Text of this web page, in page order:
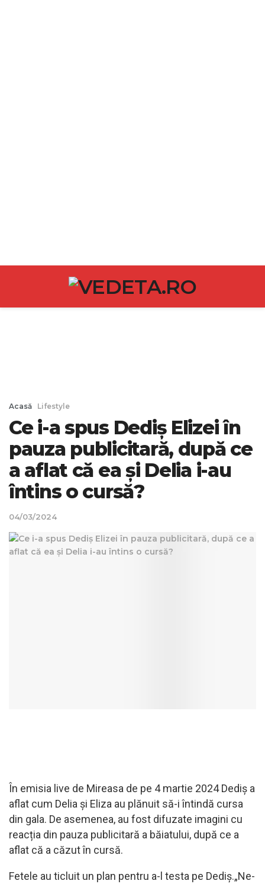
Acasă Lifestyle
Ce i-a spus Dediș Elizei în
pauza publicitară, după ce
a aflat că ea și Delia i-au
întins o cursă?
04/03/2024
În emisia live de Mireasa de pe 4 martie 2024 Dediș a
aflat cum Delia și Eliza au plănuit să-i întindă cursa
din gala. De asemenea, au fost difuzate imagini cu
reacția din pauza publicitară a băiatului, după ce a
aflat că a căzut în cursă.
Fetele au ticluit un plan pentru a-l testa pe Dediș.„Ne-